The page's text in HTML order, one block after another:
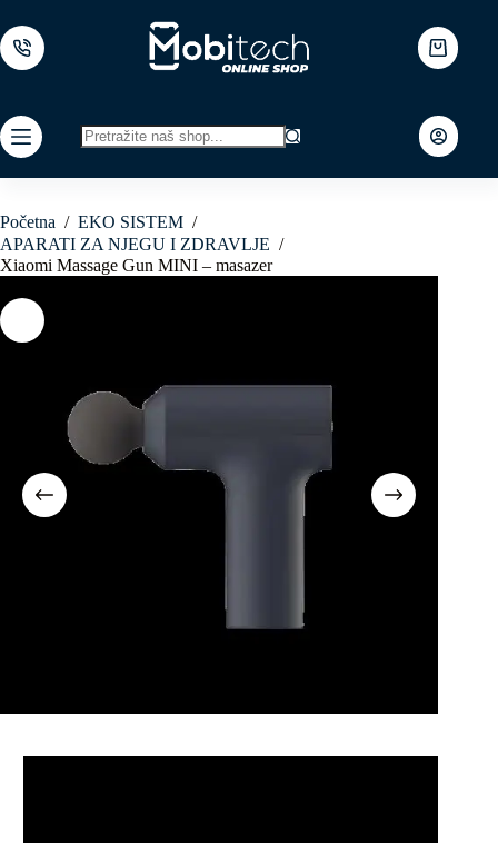
to
content
Shopping
cart
results
Početna / EKO SISTEM /
APARATI ZA NJEGU I ZDRAVLJE /
Xiaomi Massage Gun MINI – masazer